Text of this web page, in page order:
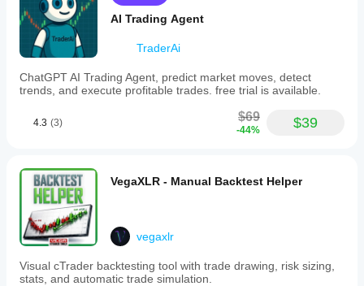
AI Trading Agent
TraderAi
ChatGPT AI Trading Agent, predict market moves, detect
trends, and execute profitable trades. free trial is available.
4.3 (3) $69
-44% $39
VegaXLR - Manual Backtest Helper
vegaxlr
Visual cTrader backtesting tool with trade drawing, risk sizing,
stats, and automatic trade simulation.